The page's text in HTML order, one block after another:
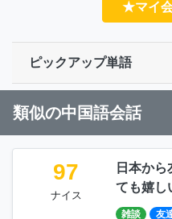
★マイ
ピックアップ単語
類似の中国語会話
97
ナイス
日本か
ても嬉し
雑談 友